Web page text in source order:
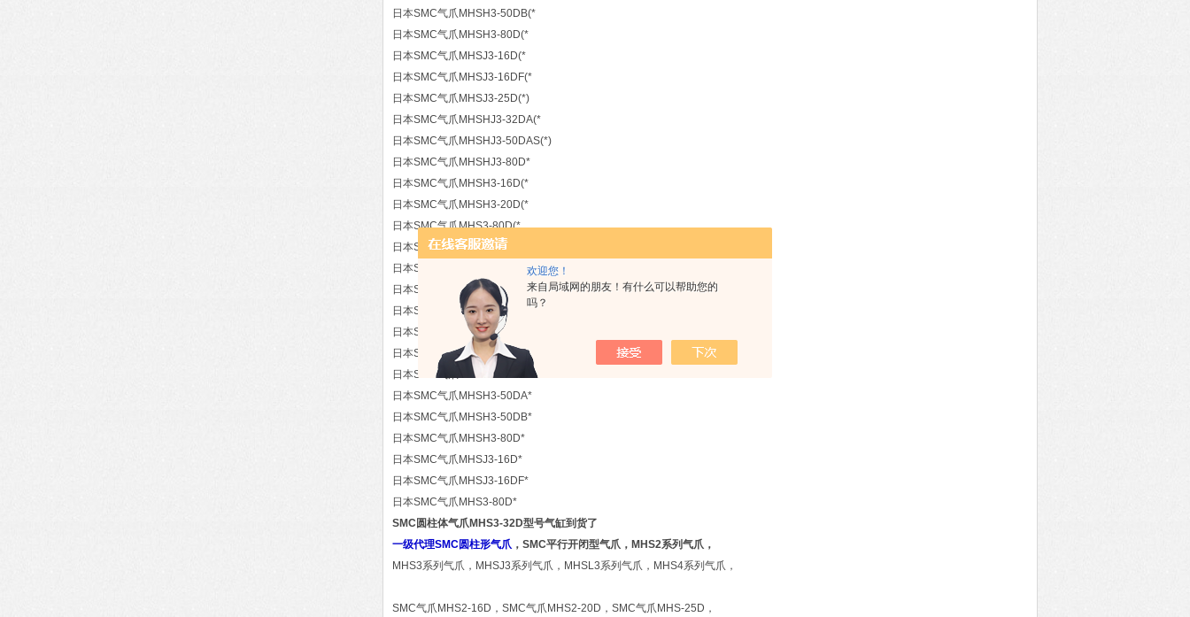
欢迎您！
来自局域网的朋友！有什么可以帮助您的
吗？
日本SMC气爪MHSH3-50DB(*
日本SMC气爪MHSH3-80D(*
日本SMC气爪MHSJ3-16D(*
日本SMC气爪MHSJ3-16DF(*
日本SMC气爪MHSJ3-25D(*)
日本SMC气爪MHSHJ3-32DA(*
日本SMC气爪MHSHJ3-50DAS(*)
日本SMC气爪MHSHJ3-80D*
日本SMC气爪MHSH3-16D(*
日本SMC气爪MHSH3-20D(*
日本SMC气爪MHS3-80D(*
日本SMC气爪MHSH3-25D(*
日本SMC气爪MHSH3-32D(*
日本SMC气爪MHSH3-32DA(*
日本SMC气爪MHSH3-32DB(*
日本SMC气爪MHSH3-40D(*
日本SMC气爪MHSH3-40DA(*
日本SMC气爪MHSH3-50D*
日本SMC气爪MHSH3-50DA*
日本SMC气爪MHSH3-50DB*
日本SMC气爪MHSH3-80D*
日本SMC气爪MHSJ3-16D*
日本SMC气爪MHSJ3-16DF*
日本SMC气爪MHS3-80D*
SMC圆柱体气爪MHS3-32D型号气缸到货了
一级代理SMC圆柱形气爪 ，SMC平行开闭型气爪，MHS2系列气爪，
MHS3系列气爪，MHSJ3系列气爪，MHSL3系列气爪，MHS4系列气爪，
SMC气爪MHS2-16D，SMC气爪MHS2-20D，SMC气爪MHS-25D，